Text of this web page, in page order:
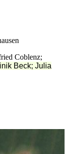
Coblenz;
Beck; Julia